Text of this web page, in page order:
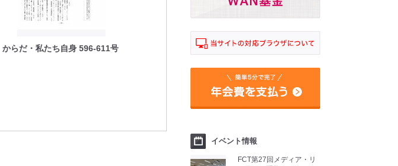
からだ・私たち自身 596-611号
イベント情報
FCT第27回メディア・リ